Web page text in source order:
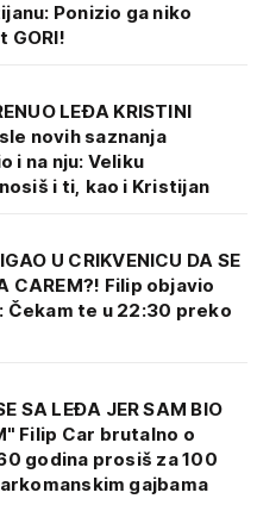
Ponizio ga niko
GORI!
LEĐA KRISTINI
novih saznanja
i na nju: Veliku
i ti, kao i Kristijan
U CRIKVENICU DA SE
CAREM?! Filip objavio
Čekam te u 22:30 preko
SA LEĐA JER SAM BIO
Filip Car brutalno o
godina prosiš za 100
gajbama